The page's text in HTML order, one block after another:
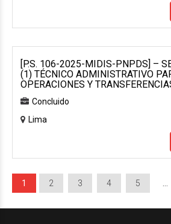
[P.S. 106-2025-MIDIS-PNPDS] –
(1) TÉCNICO ADMINISTRATIVO
OPERACIONES Y
Concluido
Lima
1 2 3 4 5